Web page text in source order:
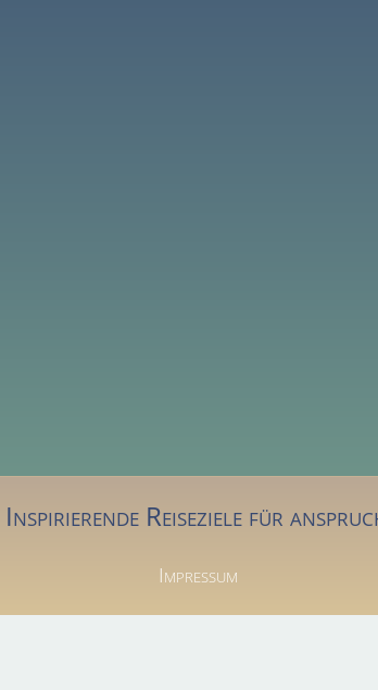
Inspirierende Reiseziele für
Impressum